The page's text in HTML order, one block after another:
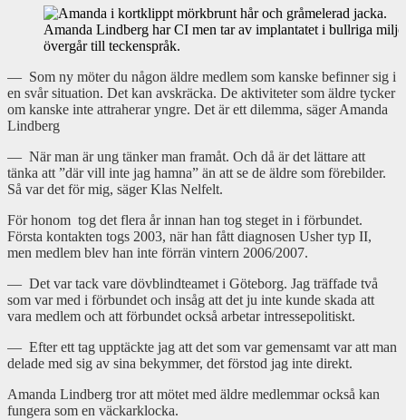
Amanda Lindberg har CI men tar av implantatet i bullriga
övergår till teckenspråk.
— Som ny möter du någon äldre medlem som kanske befinner sig i
en svår situation. Det kan avskräcka. De aktiviteter som äldre tycker
om kanske inte attraherar yngre. Det är ett dilemma, säger Amanda
Lindberg
— När man är ung tänker man framåt. Och då är det lättare att
tänka att ”där vill inte jag hamna” än att se de äldre som förebilder.
Så var det för mig, säger Klas Nelfelt.
För honom tog det flera år innan han tog steget in i förbundet.
Första kontakten togs 2003, när han fått diagnosen Usher typ II,
men medlem blev han inte förrän vintern 2006/2007.
— Det var tack vare dövblindteamet i Göteborg. Jag träffade två
som var med i förbundet och insåg att det ju inte kunde skada att
vara medlem och att förbundet också arbetar intressepolitiskt.
— Efter ett tag upptäckte jag att det som var gemensamt var att man
delade med sig av sina bekymmer, det förstod jag inte direkt.
Amanda Lindberg tror att mötet med äldre medlemmar också kan
fungera som en väckarklocka.